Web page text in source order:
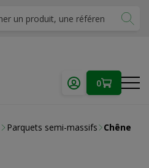
0
Parquets semi-massifs Chêne